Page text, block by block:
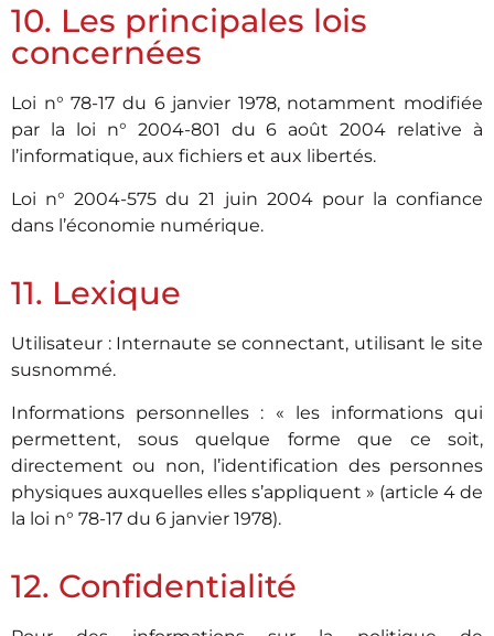
10. Les principales lois
concernées
Loi n° 78-17 du 6 janvier 1978, notamment modifiée
par la loi n° 2004-801 du 6 août 2004 relative à
l’informatique, aux fichiers et aux libertés.
Loi n° 2004-575 du 21 juin 2004 pour la confiance
dans l’économie numérique.
11. Lexique
Utilisateur : Internaute se connectant, utilisant le site
susnommé.
Informations personnelles : « les informations qui
permettent, sous quelque forme que ce soit,
directement ou non, l’identification des personnes
physiques auxquelles elles s’appliquent » (article 4 de
la loi n° 78-17 du 6 janvier 1978).
12. Confidentialité